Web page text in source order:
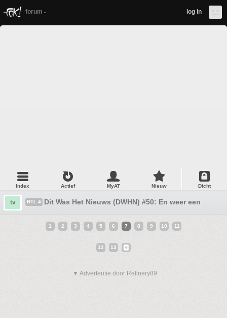
forum log in
Index Actief MyAT Nieuw Dicht
tv RTL 4 Dit Was Het Nieuws (DWHN) #50: En weer een nieuw
1 2 3 4 5 6 7 8 9 10 11
12 13
▼ Advertentie door Refinery89